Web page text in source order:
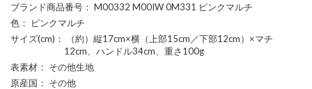
ブランド商品番号 ： M00332 M00IW 0M331 ピンクマルチ
色 ： ピンクマルチ
サイズ(cm) ： （約）縦17cm×横（上部15cm／下部12cm）×マチ
12cm、ハンドル34cm、重さ100g
表素材 ： その他生地
原産国 ： その他